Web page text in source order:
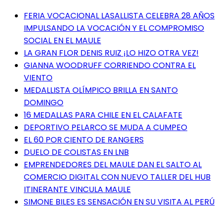
FERIA VOCACIONAL LASALLISTA CELEBRA 28 AÑOS
IMPULSANDO LA VOCACIÓN Y EL COMPROMISO
SOCIAL EN EL MAULE
LA GRAN FLOR DENIS RUIZ ¡LO HIZO OTRA VEZ!
GIANNA WOODRUFF CORRIENDO CONTRA EL
VIENTO
MEDALLISTA OLÍMPICO BRILLA EN SANTO
DOMINGO
16 MEDALLAS PARA CHILE EN EL CALAFATE
DEPORTIVO PELARCO SE MUDA A CUMPEO
EL 60 POR CIENTO DE RANGERS
DUELO DE COLISTAS EN LNB
EMPRENDEDORES DEL MAULE DAN EL SALTO AL
COMERCIO DIGITAL CON NUEVO TALLER DEL HUB
ITINERANTE VINCULA MAULE
SIMONE BILES ES SENSACIÓN EN SU VISITA AL PERÚ